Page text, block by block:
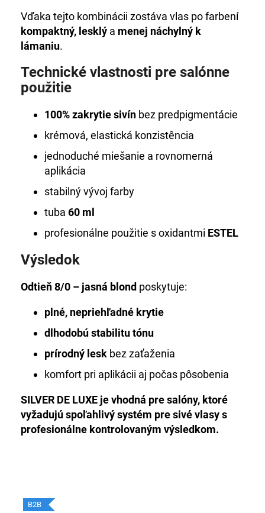
Vďaka tejto kombinácii zostáva vlas po farbení
kompaktný, lesklý a menej náchylný k
lámaniu.
Technické vlastnosti pre salónne
použitie
100% zakrytie sivín bez predpigmentácie
krémová, elastická konzistência
jednoduché miešanie a rovnomerná
aplikácia
stabilný vývoj farby
tuba 60 ml
profesionálne použitie s oxidantmi ESTEL
Výsledok
Odtieň 8/0 – jasná blond poskytuje:
plné, nepriehľadné krytie
dlhodobú stabilitu tónu
prírodný lesk bez zaťaženia
komfort pri aplikácii aj počas pôsobenia
SILVER DE LUXE je vhodná pre salóny, ktoré
vyžadujú spoľahlivý systém pre sivé vlasy s
profesionálne kontrolovaným výsledkom.
B2B